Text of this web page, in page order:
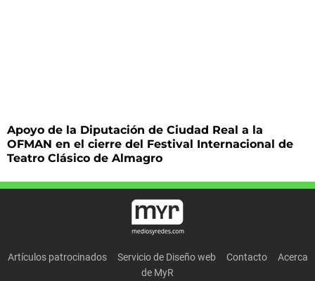
Apoyo de la Diputación de Ciudad Real a la
OFMAN en el cierre del Festival Internacional de
Teatro Clásico de Almagro
Artículos patrocinados Servicio de Diseño web Contacto
Acerca
de MyR